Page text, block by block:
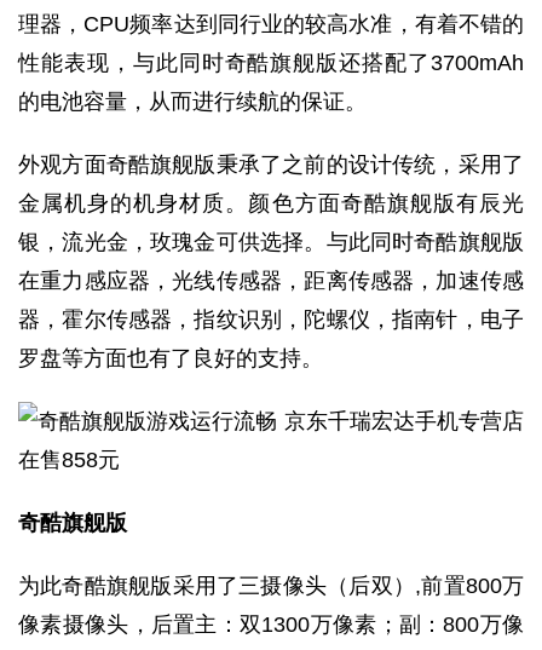
理器， CPU频率达到同行业的较高水准，有着不错的
性能表现，与此同时奇酷旗舰版还搭配了3700mAh
的电池容量，从而进行续航的保证。
外观方面奇酷旗舰版秉承了之前的设计传统，采用了
金属机身的机身材质。颜色方面奇酷旗舰版有辰光
银，流光金，玫瑰金可供选择。与此同时奇酷旗舰版
在重力感应器，光线传感器，距离传感器，加速传感
器，霍尔传感器，指纹识别，陀螺仪，指南针，电子
罗盘等方面也有了良好的支持。
奇酷旗舰版
为此奇酷旗舰版采用了三摄像头（后双）,前置800万
像素摄像头，后置主：双1300万像素；副：800万像